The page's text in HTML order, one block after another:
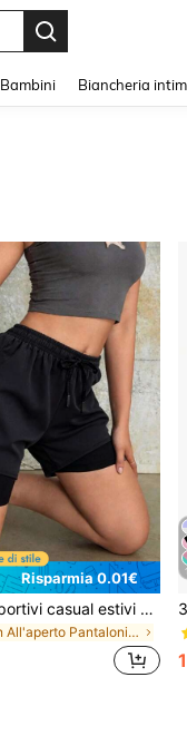
Bambini Biancheria
Risparmia 0.01€
Pantaloncini sportivi casual estivi da donna, design 2 in 1, facili da abbinare a qualsiasi outfit, athleisure
in All'aperto Pantaloni da esterno da donna